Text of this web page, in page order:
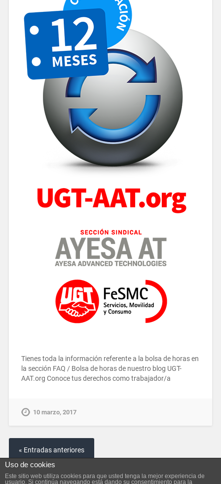
Tienes toda la información referente a la bolsa de horas en
la sección FAQ / Bolsa de horas de nuestro blog UGT-
AAT.org Conoce tus derechos como trabajador/a
10 marzo, 2017
« Entradas anteriores
Uso de cookies
Este sitio web utiliza cookies para que usted tenga la mejor experiencia de
usuario. Si continúa navegando está dando su consentimiento para la